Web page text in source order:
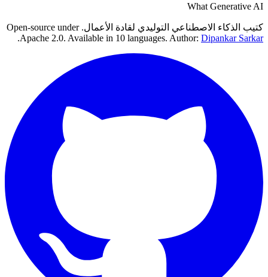
What Generative AI
كتيب الذكاء الاصطناعي التوليدي لقادة الأعمال. Open-source under
Apache 2.0. Available in 10 languages. Author: Dipankar Sarkar
.